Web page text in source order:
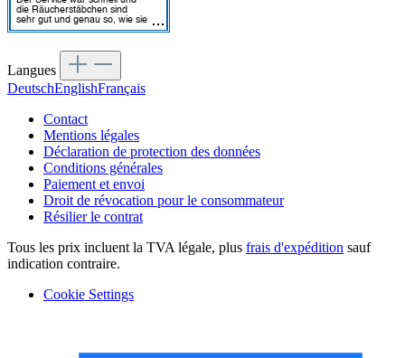
Langues
DeutschEnglishFrançais
Contact
Mentions légales
Déclaration de protection des données
Conditions générales
Paiement et envoi
Droit de révocation pour le consommateur
Résilier le contrat
Tous les prix incluent la TVA légale, plus frais d'expédition sauf
indication contraire.
Cookie Settings